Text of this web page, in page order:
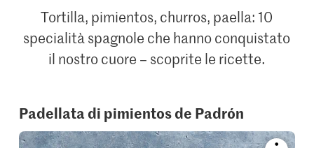
Tortilla, pimientos, churros, paella: 10
specialità spagnole che hanno conquistato
il nostro cuore – scoprite le ricette.
Padellata di pimientos de Padrón